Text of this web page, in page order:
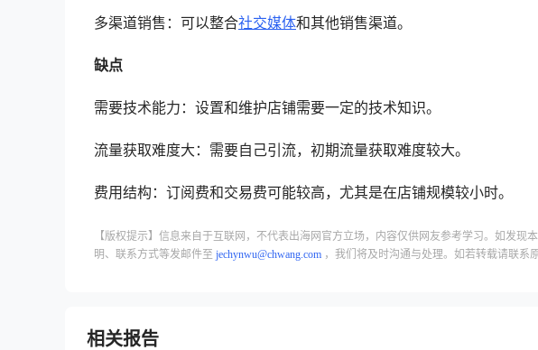
多渠道销售：可以整合社交媒体和其他销售渠道。
缺点
需要技术能力：设置和维护店铺需要一定的技术知识。
流量获取难度大：需要自己引流，初期流量获取难度较大。
费用结构：订阅费和交易费可能较高，尤其是在店铺规模较小时。
【版权提示】信息来自于互联网，不代表出海网官方立场，内容仅供网友参考学习。如发
明、联系方式等发邮件至 jechynwu@chwang.com ，我们将及时沟通与处理。如若转载请联系
相关报告